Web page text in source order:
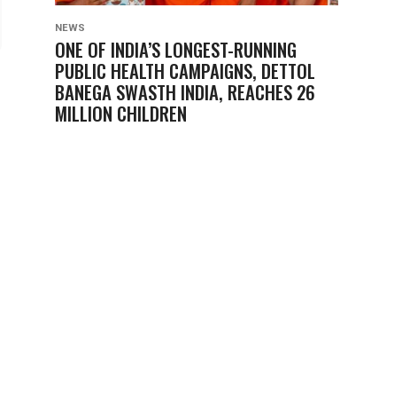
NEWS
ONE OF INDIA’S LONGEST-RUNNING
PUBLIC HEALTH CAMPAIGNS, DETTOL
BANEGA SWASTH INDIA, REACHES 26
MILLION CHILDREN